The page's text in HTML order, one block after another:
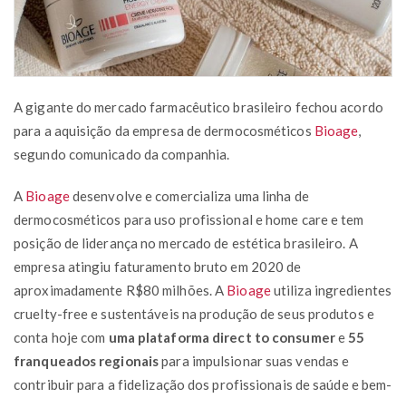
A gigante do mercado farmacêutico brasileiro fechou acordo
para a aquisição da empresa de dermocosméticos Bioage
segundo comunicado da companhia.
A Bioagedesenvolve e comercializa uma linha de
dermocosméticos para uso profissional e home care e tem
posição de liderança no mercado de estética brasileiro. A
empresa atingiu faturamento bruto em 2020 de
aproximadamente R$80 milhões. A Bioageutiliza ingredientes
cruelty-free e sustentáveis na produção de seus produtos e
conta hoje com uma plataforma direct to consumere 55
franqueados regionaispara impulsionar suas vendas e
contribuir para a fidelização dos profissionais de saúde e bem-